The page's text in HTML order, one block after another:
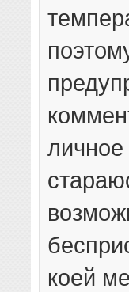
личное
коей